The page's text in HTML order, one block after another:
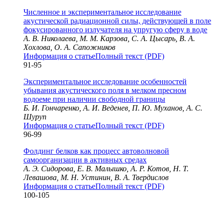
Численное и экспериментальное исследование
акустической радиационной силы, действующей в поле
фокусированного излучателя на упругую сферу в воде
А. В. Николаева, М. М. Карзова, С. А. Цысарь, В. А.
Хохлова, О. А. Сапожников
Информация о статьеПолный текст (PDF)
91-95
Экспериментальное исследование особенностей
убывания акустического поля в мелком пресном
водоеме при наличии свободной границы
Б. И. Гончаренко, А. И. Веденев, П. Ю. Муханов, А. С.
Шуруп
Информация о статьеПолный текст (PDF)
96-99
Фолдинг белков как процесс автоволновой
самоорганизации в активных средах
А. Э. Сидорова, Е. В. Малышко, А. Р. Котов, Н. Т.
Левашова, М. Н. Устинин, В. А. Твердислов
Информация о статьеПолный текст (PDF)
100-105